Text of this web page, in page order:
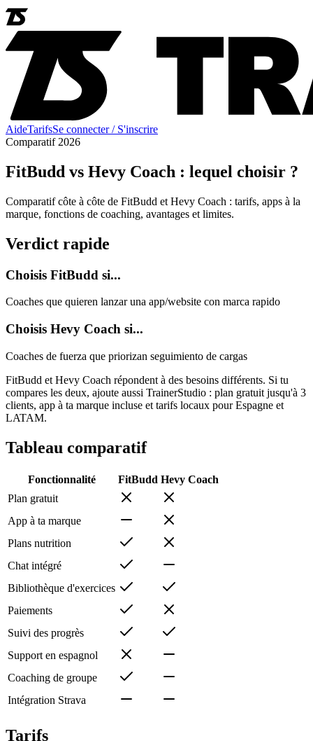
AideTarifsSe connecter / S'inscrire
Comparatif 2026
FitBudd vs Hevy Coach : lequel choisir ?
Comparatif côte à côte de FitBudd et Hevy Coach : tarifs, apps à la
marque, fonctions de coaching, avantages et limites.
Verdict rapide
Choisis FitBudd si...
Coaches que quieren lanzar una app/website con marca rapido
Choisis Hevy Coach si...
Coaches de fuerza que priorizan seguimiento de cargas
FitBudd et Hevy Coach répondent à des besoins différents. Si tu
compares les deux, ajoute aussi TrainerStudio : plan gratuit jusqu'à 3
clients, app à ta marque incluse et tarifs locaux pour Espagne et
LATAM.
Tableau comparatif
Fonctionnalité FitBudd Hevy Coach
Plan gratuit
App à ta marque
Plans nutrition
Chat intégré
Bibliothèque d'exercices
Paiements
Suivi des progrès
Support en espagnol
Coaching de groupe
Intégration Strava
Tarifs